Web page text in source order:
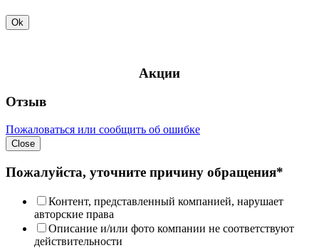
Ok
Акции
Отзыв
Пожаловаться или сообщить об ошибке
Close
Пожалуйста, уточните причину обращения*
Контент, представленный компанией, нарушает
авторские права
Описание и/или фото компании не соответствуют
действительности